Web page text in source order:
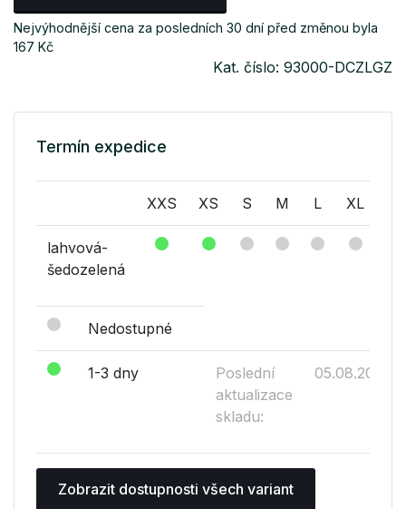
Nejvýhodnější cena za posledních 30 dní před změnou byla
167 Kč
Kat. číslo: 93000-DCZLGZ
Termín expedice
XXS XS S M L XL
lahvová-
šedozelená
Nedostupné
1-3 dny
Poslední
aktualizace
skladu:
05.08.2026
Zobrazit dostupnosti všech variant